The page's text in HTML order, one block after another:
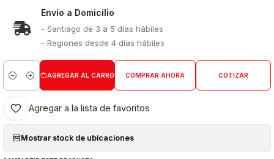
Envío a Domicilio
- Santiago de 3 a 5 días hábiles
- Regiones desde 4 días hábiles
Cantidad
AGREGAR AL CARRO COMPRAR AHORA COTIZAR
Agregar a la lista de favoritos
Mostrar stock de ubicaciones